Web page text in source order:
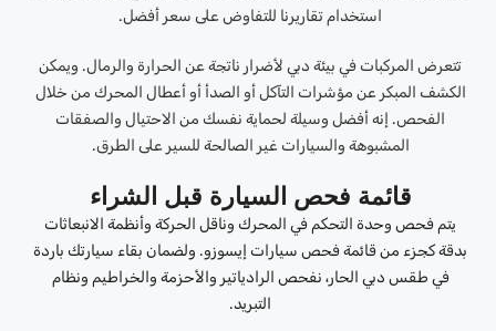
استخدام تقاريرنا للتفاوض على سعر أفضل.
تتعرض المركبات في بيئة دبي لأضرار ناتجة عن الحرارة والرمال. ويمكن
الكشف المبكر عن مؤشرات التآكل أو الصدأ أو أعطال المحرك من خلال
الفحص. إنه أفضل وسيلة لحماية نفسك من الاحتيال والصفقات
المشبوهة والسيارات غير الصالحة للسير على الطرق.
قائمة فحص السيارة قبل الشراء
يتم فحص وحدة التحكم في المحرك وناقل الحركة وأنظمة الانبعاثات
بدقة كجزء من قائمة فحص سيارات إيسوزو. ولضمان بقاء سيارتك باردة
في طقس دبي الحار، نفحص الرادياتير والأحزمة والخراطيم ونظام
التبريد.